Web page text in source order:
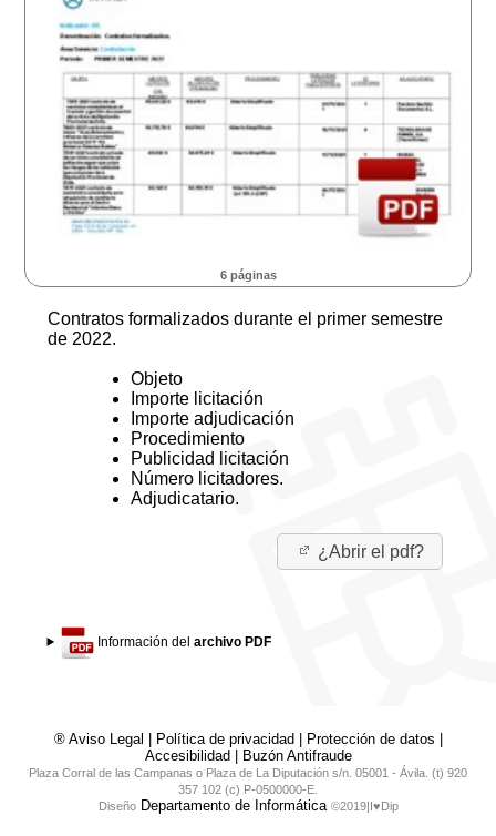
6 páginas
Contratos formalizados durante el primer semestre
de 2022.
Objeto
Importe licitación
Importe adjudicación
Procedimiento
Publicidad licitación
Número licitadores.
Adjudicatario.
¿Abrir el pdf?
Información delarchivo PDF
® Aviso Legal Política de privacidad Protección de datos
Accesibilidad
Buzón Antifraude
Plaza Corral de las Campanas o Plaza de La Diputación s/n. 05001 - Ávila. (t) 920
357 102 (c) P-0500000-E.
DiseñoDepartamento de Informática ©2019|I♥Dip